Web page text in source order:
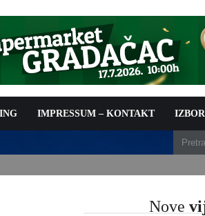
IMPRESSUM – KONTAKT
Nove